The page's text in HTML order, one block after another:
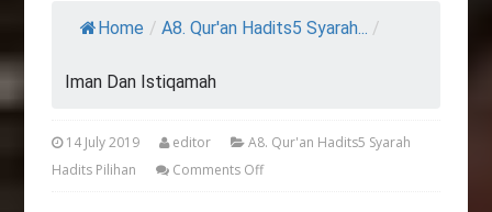
Home / A8. Qur'an Hadits5 Syarah... /
Iman Dan Istiqamah
14 July 2019 editor
A8. Qur'an Hadits5 Syarah
Hadits Pilihan
Comments Off